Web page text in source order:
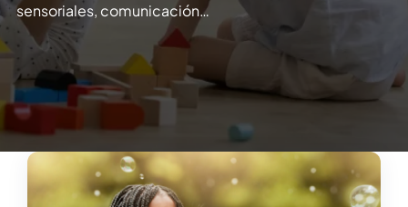
sensoriales, comunicación…